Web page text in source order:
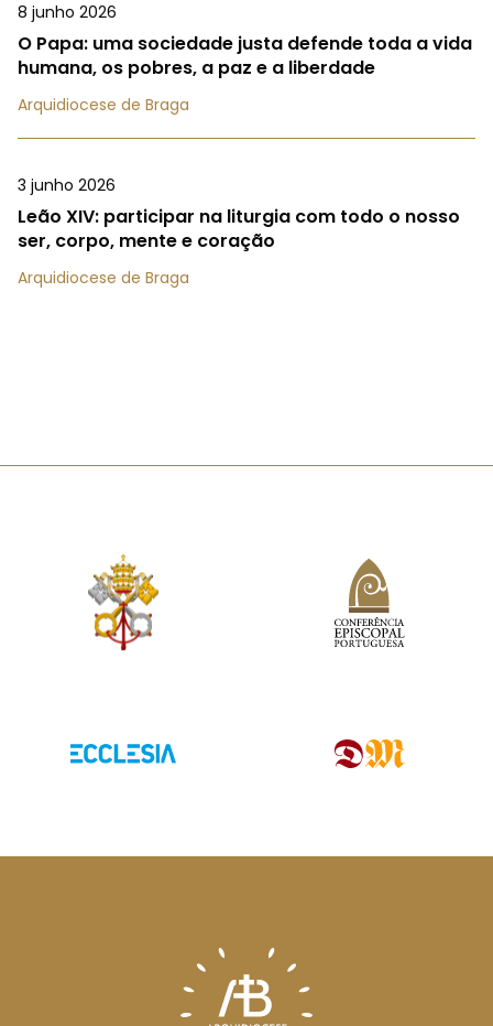
8 junho 2026
O Papa: uma sociedade justa defende toda a vida
humana, os pobres, a paz e a liberdade
Arquidiocese de Braga
3 junho 2026
Leão XIV: participar na liturgia com todo o nosso
ser, corpo, mente e coração
Arquidiocese de Braga